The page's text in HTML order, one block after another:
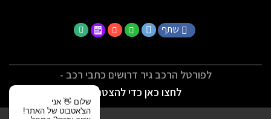
שתף
לפורטל הרכב גיר דרושים כתבי רכב -
לחצו כאן כדי להצטרף
שלום 👋 אני
הצ'אטבוט של האתר!